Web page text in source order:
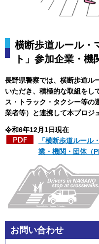
横断歩道ルール・
ト」参加企業・機
長野県警察では、横断歩道ル
いただき、積極的な取組をし
ス・トラック・タクシー等の
業者等）と連携して本プロジ
令和6年12月1日現在
「横断歩道ルール
業・機関・団体（
お問い合わせ